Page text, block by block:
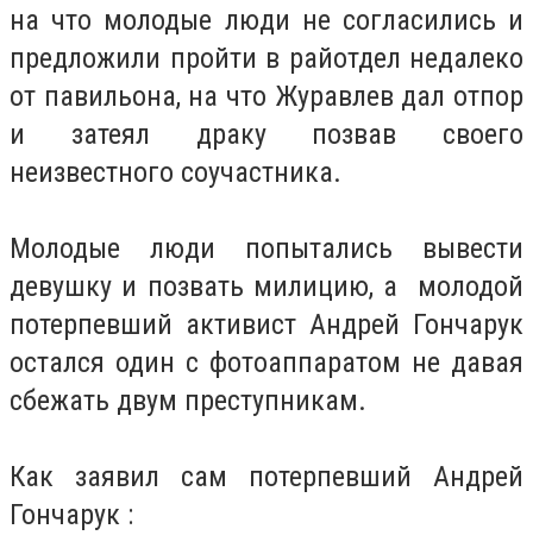
на что молодые люди не согласились и
предложили пройти в райотдел недалеко
от павильона, на что Журавлев дал отпор
и затеял драку позвав своего
неизвестного соучастника.
Молодые люди попытались вывести
девушку и позвать милицию, а молодой
потерпевший активист Андрей Гончарук
остался один с фотоаппаратом не давая
сбежать двум преступникам.
Как заявил сам потерпевший Андрей
Гончарук :